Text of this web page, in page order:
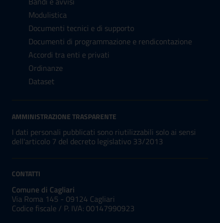
Modulistica
Documenti tecnici e di supporto
Documenti di programmazione e rendicontazione
Accordi tra enti e privati
Ordinanze
Dataset
AMMINISTRAZIONE TRASPARENTE
I dati personali pubblicati sono riutilizzabili solo ai sensi
dell'articolo 7 del decreto legislativo 33/2013
CONTATTI
Comune di Cagliari
Via Roma 145 - 09124 Cagliari
Codice fiscale / P. IVA: 00147990923